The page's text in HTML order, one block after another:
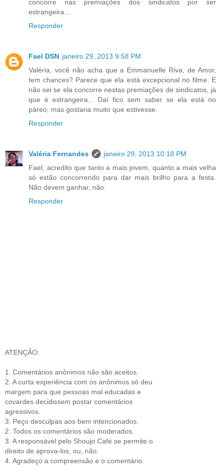
concorre nas premiações dos sindicatos por ser
estrangeira...
Responder
Fael DSN janeiro 29, 2013 9:58 PM
Valéria, você não acha que a Emmanuelle Riva, de Amor,
tem chances? Parece que ela está excepcional no filme. E
não sei se ela concorre nestas premiações de sindicatos, já
que é estrangeira... Daí fico sem saber se ela está no
páreo; mas gostaria muito que estivesse.
Responder
Valéria Fernandes
janeiro 29, 2013 10:18 PM
Fael, acredito que tanto a mais jovem, quanto a mais velha
só estão concorrendo para dar mais brilho para a festa.
Não devem ganhar, não.
Responder
ATENÇÃO:
1. Comentários anônimos não são aceitos.
2. A curta experiência com os anônimos só deu
margem para que pessoas mal educadas e
covardes decidissem postar comentários
agressivos.
3. Peço desculpas aos bem intencionados.
2. Todos os comentários são moderados.
3. A responsável pelo Shoujo Café se permite o
direito de aprova-los, ou, não.
4. Agradeço a compreensão e o comentário.